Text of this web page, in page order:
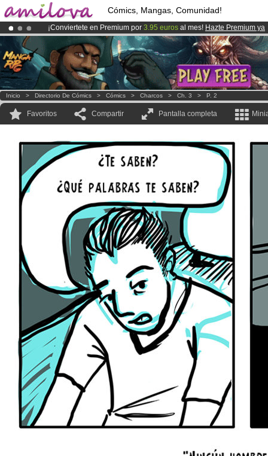
Cómics, Mangas, Comunidad!
¡Conviertete en Premium por 3.95 euros al mes! Hazte Premium ya
¡El Kickstarter Amilova está desormado lanzado!.
¡Ya tenemos 100000miembrosy 1000 Cómics y Mangas!.
Inicio > Directorio De Cómics > Cómics > Charcos > Ch. 3 > P. 2
Favoritos Compartir Pantalla completa